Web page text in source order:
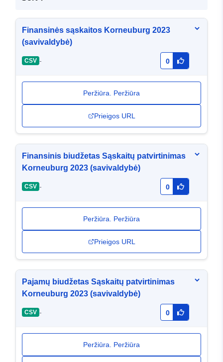
Finansinės sąskaitos Korneuburg 2023
(savivaldybė)
CSV - 0
Peržiūra. Peržiūra
Prieigos URL
Finansinis biudžetas Sąskaitų patvirtinimas
Korneuburg 2023 (savivaldybė)
CSV - 0
Peržiūra. Peržiūra
Prieigos URL
Pajamų biudžetas Sąskaitų patvirtinimas
Korneuburg 2023 (savivaldybė)
CSV - 0
Peržiūra. Peržiūra